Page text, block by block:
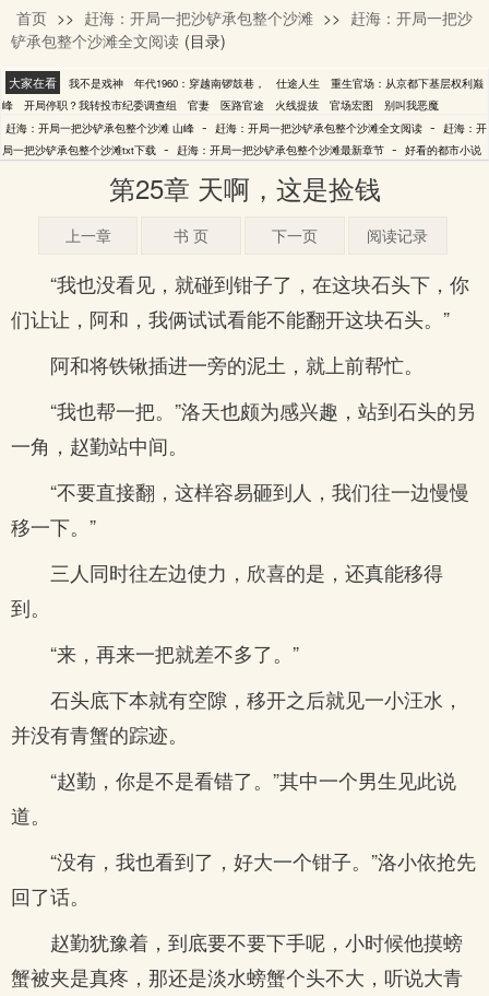
山峰
首页 >> 赶海：开局一把沙铲承包整个沙滩 >> 赶海：开局一把沙
铲承包整个沙滩全文阅读 (目录)
大家在看 我不是戏神 年代1960：穿越南锣鼓巷， 仕途人生
重生官场：从京都下基层权利巅
峰
开局停职？我转投市纪委调查组 官妻 医路官途 火线提拔 官场宏图
别叫我恶魔
赶海：开局一把沙铲承包整个沙滩 山峰 - 赶海：开局一把沙铲承包整个沙滩全文阅读 - 赶海：开
局一把沙铲承包整个沙滩txt下载 - 赶海：开局一把沙铲承包整个沙滩最新章节 - 好看的都市小说
第25章 天啊，这是捡钱
上一章 书 页 下一页 阅读记录
“我也没看见，就碰到钳子了，在这块石头下，你
们让让，阿和，我俩试试看能不能翻开这块石头。”
阿和将铁锹插进一旁的泥土，就上前帮忙。
“我也帮一把。”洛天也颇为感兴趣，站到石头的另
一角，赵勤站中间。
“不要直接翻，这样容易砸到人，我们往一边慢慢
移一下。”
三人同时往左边使力，欣喜的是，还真能移得
到。
“来，再来一把就差不多了。”
石头底下本就有空隙，移开之后就见一小汪水，
并没有青蟹的踪迹。
“赵勤，你是不是看错了。”其中一个男生见此说
道。
“没有，我也看到了，好大一个钳子。”洛小依抢先
回了话。
赵勤犹豫着，到底要不要下手呢，小时候他摸螃
蟹被夹是真疼，那还是淡水螃蟹个头不大，听说大青